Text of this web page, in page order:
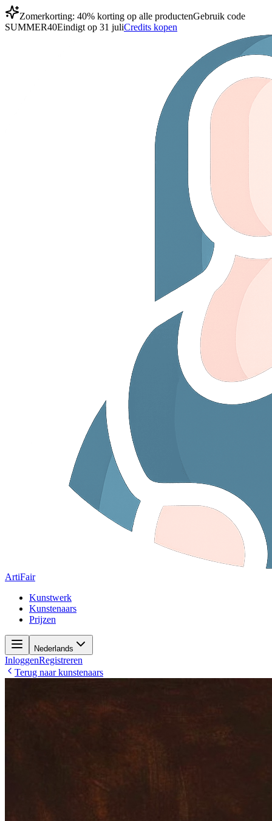
Zomerkorting: 40% korting op alle productenGebruik code
SUMMER40Eindigt op 31 juliCredits kopen
ArtiFair
Kunstwerk
Kunstenaars
Prijzen
Nederlands
InloggenRegistreren
Terug naar kunstenaars